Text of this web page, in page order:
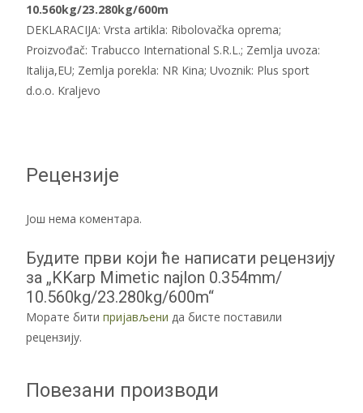
10.560kg/23.280kg/600m
DEKLARACIJA: Vrsta artikla: Ribolovačka oprema;
Proizvođač: Trabucco International S.R.L.; Zemlja uvoza:
Italija,EU; Zemlja porekla: NR Kina; Uvoznik: Plus sport
d.o.o. Kraljevo
Рецензије
Још нема коментара.
Будите први који ће написати рецензију
за „KKarp Mimetic najlon 0.354mm/
10.560kg/23.280kg/600m“
Морате бити пријављени да бисте поставили
рецензију.
Повезани производи